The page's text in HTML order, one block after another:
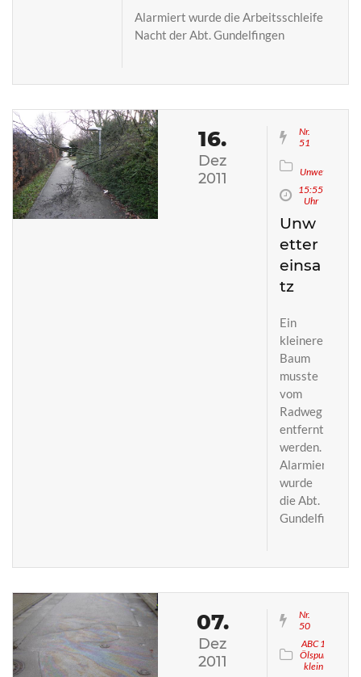
Alarmiert wurde die Arbeitsschleife
Nacht der Abt. Gundelfingen
16.
Dez
2011
Nr.
51
15:55
Uhr
Unw
etter
einsa
tz
Ein
kleinerer
Baum
musste
vom
Radweg
entfernt
werden.
Alarmiert
wurde
die Abt.
Gundelfingen
07.
Dez
2011
Nr.
50
ABC 1
Ölspur
klein